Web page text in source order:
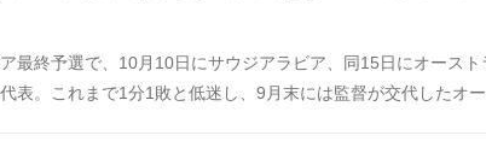
最終予選で、10月10日にサウジアラビア、同15日にオースト
表。これまで1分1敗と低迷し、9月末には監督が交代したオ